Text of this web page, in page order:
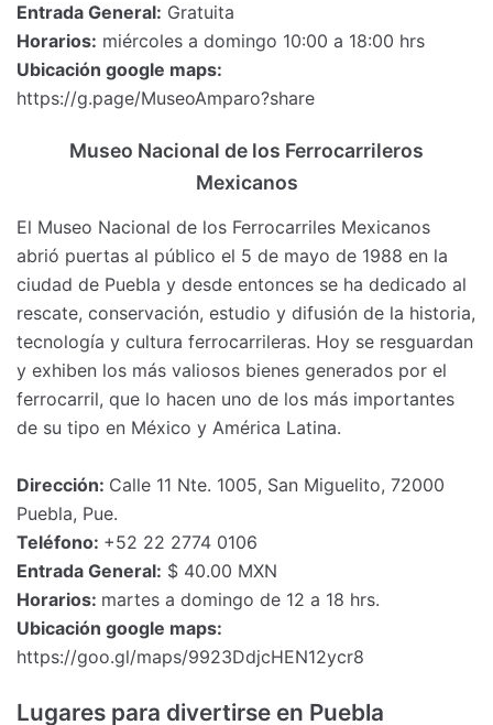
Entrada General: Gratuita
Horarios: miércoles a domingo 10:00 a 18:00 hrs
Ubicación google maps:
https://g.page/MuseoAmparo?share
Museo Nacional de los Ferrocarrileros
Mexicanos
El Museo Nacional de los Ferrocarriles Mexicanos
abrió puertas al público el 5 de mayo de 1988 en la
ciudad de Puebla y desde entonces se ha dedicado al
rescate, conservación, estudio y difusión de la historia,
tecnología y cultura ferrocarrileras. Hoy se resguardan
y exhiben los más valiosos bienes generados por el
ferrocarril, que lo hacen uno de los más importantes
de su tipo en México y América Latina.
Dirección: Calle 11 Nte. 1005, San Miguelito, 72000
Puebla, Pue.
Teléfono: +52 22 2774 0106
Entrada General: $ 40.00 MXN
Horarios: martes a domingo de 12 a 18 hrs.
Ubicación google maps:
https://goo.gl/maps/9923DdjcHEN12ycr8
Lugares para divertirse en Puebla